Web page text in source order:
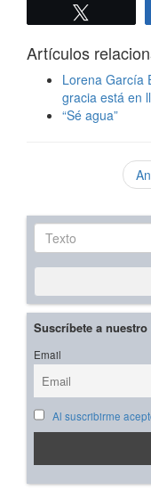
Artículos
Lorena García
gracia está en
“Sé agua”
Texto
Suscríbete a
Email
Al suscribirme